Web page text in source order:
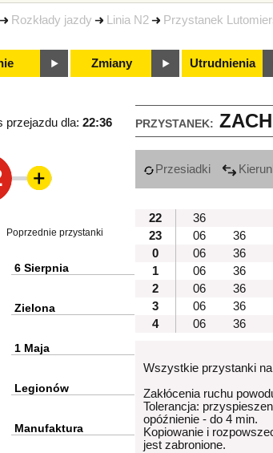
Rozkłady jazdy Linia N2 Przystanek
Zmiany Utrudnienia
PRZYSTANEK:
przejazdu dla: 22:36
Przesiadki
22
36
23
06
36
0
06
36
1
06
36
2
06
36
3
06
36
4
06 36
Wszystkie przystanki
Zakłócenia ruchu
Tolerancja:
opóźnienie - do 4 min.
Kopiowanie i
jest zabronione.
Poprzednie przystanki
6 Sierpnia
Zielona
1 Maja
Legionów
Manufaktura